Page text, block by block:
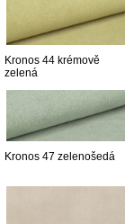
Kronos 44 krémově
zelená
Kronos 47 zelenošedá